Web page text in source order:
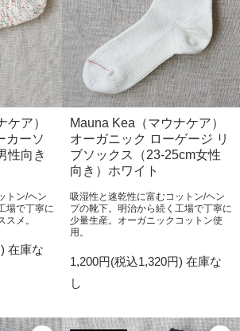
ケア）
カーソ
性向き
トン/ヘン
場で丁寧に
メ。
在庫な
Mauna Kea（マウナケア）
オーガニック ローゲージ リ
ブソックス（23-25cm女性
向き）ホワイト
吸湿性と速乾性に富むコットン/ヘン
プの靴下。明治から続く工場で丁寧に
少量生産。オーガニックコットン使
用。
1,200円(税込1,320円) 在庫な
し